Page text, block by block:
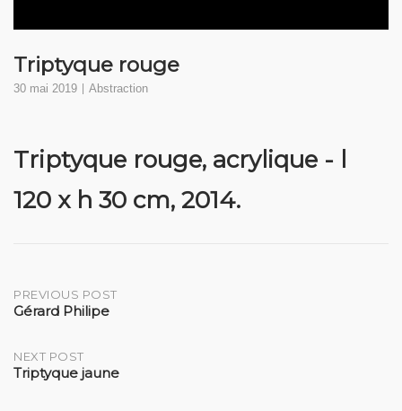
Triptyque rouge
30 mai 2019 Abstraction
Triptyque rouge, acrylique - l
120 x h 30 cm, 2014.
Post
PREVIOUS POST
Gérard Philipe
NEXT POST
Triptyque jaune